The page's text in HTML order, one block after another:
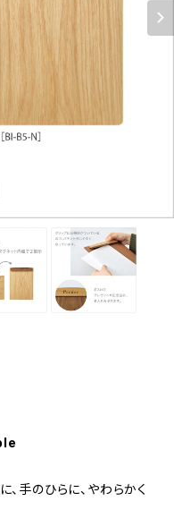
手のひらに、やわらかく